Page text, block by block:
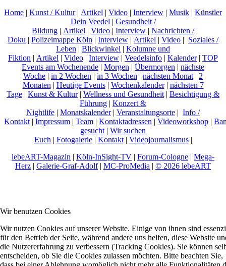
Home | Kunst / Kultur| Artikel | Video | Interview | Musik | Künstler
Dein Veedel | Gesundheit /
Bildung | Artikel | Video | Interview | Nachrichten /
Doku | Polizeimappe Köln | Interview | Artikel | Video | Soziales /
Leben | Blickwinkel | Kolumne und
Fiktion | Artikel | Video | Interview | Veedelsinfo | Kalender| TOP
Events am Wochenende | Morgen | Übermorgen | nächste
Woche | in 2 Wochen | in 3 Wochen | nächsten Monat | 2
Monaten | Heutige Events| Wochenkalender| nächsten 7
Tage | Kunst & Kultur| Wellness und Gesundheit | Besichtigung &
Führung | Konzert &
Nightlife | Monatskalender| Veranstaltungsorte | Info /
Kontakt | Impressum | Team | Kontaktadressen | Videoworkshop |
gesucht | Wir suchen
Euch | Fotogalerie| Kontakt| Videojournalismus|
lebeART-Magazin | Köln-InSight-TV | Forum-Cologne | Mega-
Herz | Galerie-Graf-Adolf| MC-ProMedia | © 2026 lebeART
Wir benutzen Cookies
Wir nutzen Cookies auf unserer Website. Einige von ihnen sind
für den Betrieb der Seite, während andere uns helfen, diese Website
die Nutzererfahrung zu verbessern (Tracking Cookies). Sie können
entscheiden, ob Sie die Cookies zulassen möchten. Bitte beachten Sie,